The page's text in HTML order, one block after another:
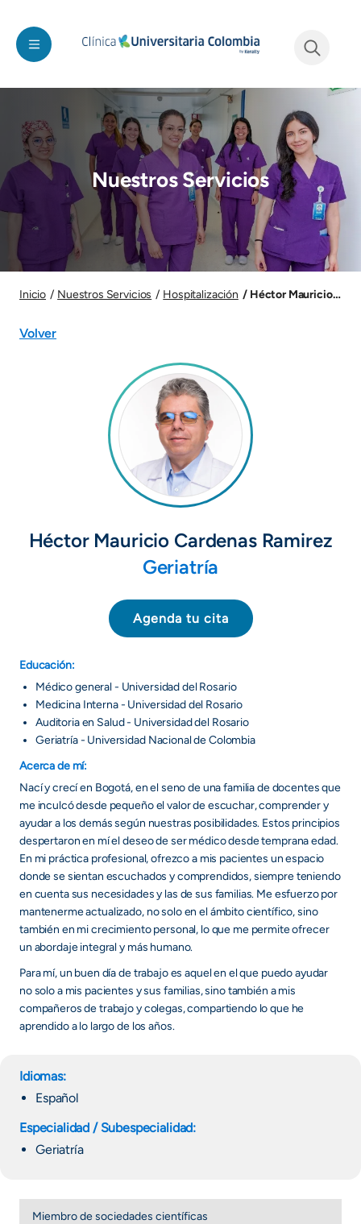
Nuestros Servicios
Inicio Nuestros Servicios Hospitalización Héctor Mauricio
Volver
Héctor Mauricio Cardenas Ramirez
Geriatría
Agenda tu cita
Educación:
Médico general - Universidad del Rosario
Medicina Interna - Universidad del Rosario
Auditoria en Salud - Universidad del Rosario
Geriatría - Universidad Nacional de Colombia
Acerca de mí:
Nací y crecí en Bogotá, en el seno de una familia de docentes que
me inculcó desde pequeño el valor de escuchar, comprender y
ayudar a los demás según nuestras posibilidades. Estos principios
despertaron en mí el deseo de ser médico desde temprana edad.
En mi práctica profesional, ofrezco a mis pacientes un espacio
donde se sientan escuchados y comprendidos, siempre teniendo
en cuenta sus necesidades y las de sus familias. Me esfuerzo por
mantenerme actualizado, no solo en el ámbito científico, sino
también en mi crecimiento personal, lo que me permite ofrecer
un abordaje integral y más humano.
Para mí, un buen día de trabajo es aquel en el que puedo ayudar
no solo a mis pacientes y sus familias, sino también a mis
compañeros de trabajo y colegas, compartiendo lo que he
aprendido a lo largo de los años.
Idiomas:
Español
Especialidad / Subespecialidad:
Geriatría
Miembro de sociedades científicas